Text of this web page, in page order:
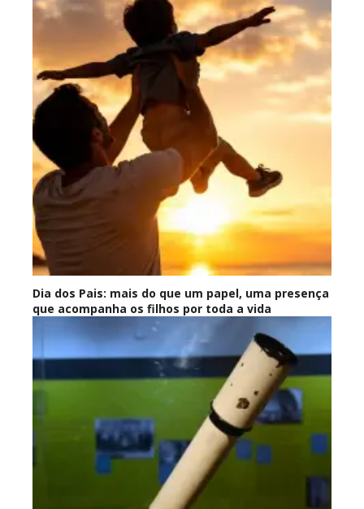
Dia dos Pais: mais do que um papel, uma presença
que acompanha os filhos por toda a vida